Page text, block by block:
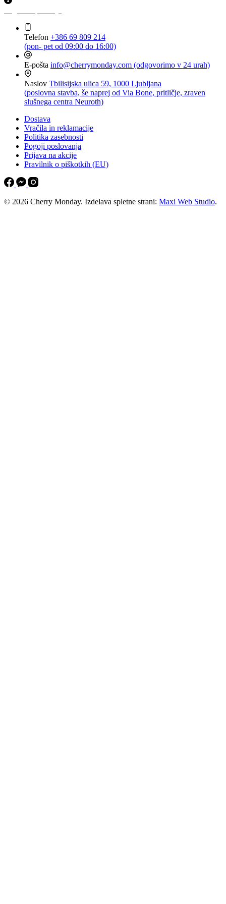
Telefon +386 69 809 214
(pon- pet od 09:00 do 16:00)
E-pošta info@cherrymonday.com (odgovorimo v 24 urah)
Naslov Tbilisijska ulica 59, 1000 Ljubljana
(poslovna stavba, še naprej od Via Bone, pritličje, zraven
slušnega centra Neuroth)
Dostava
Vračila in reklamacije
Politika zasebnosti
Pogoji poslovanja
Prijava na akcije
Pravilnik o piškotkih (EU)
© 2026 Cherry Monday. Izdelava spletne strani: Maxi Web Studio.